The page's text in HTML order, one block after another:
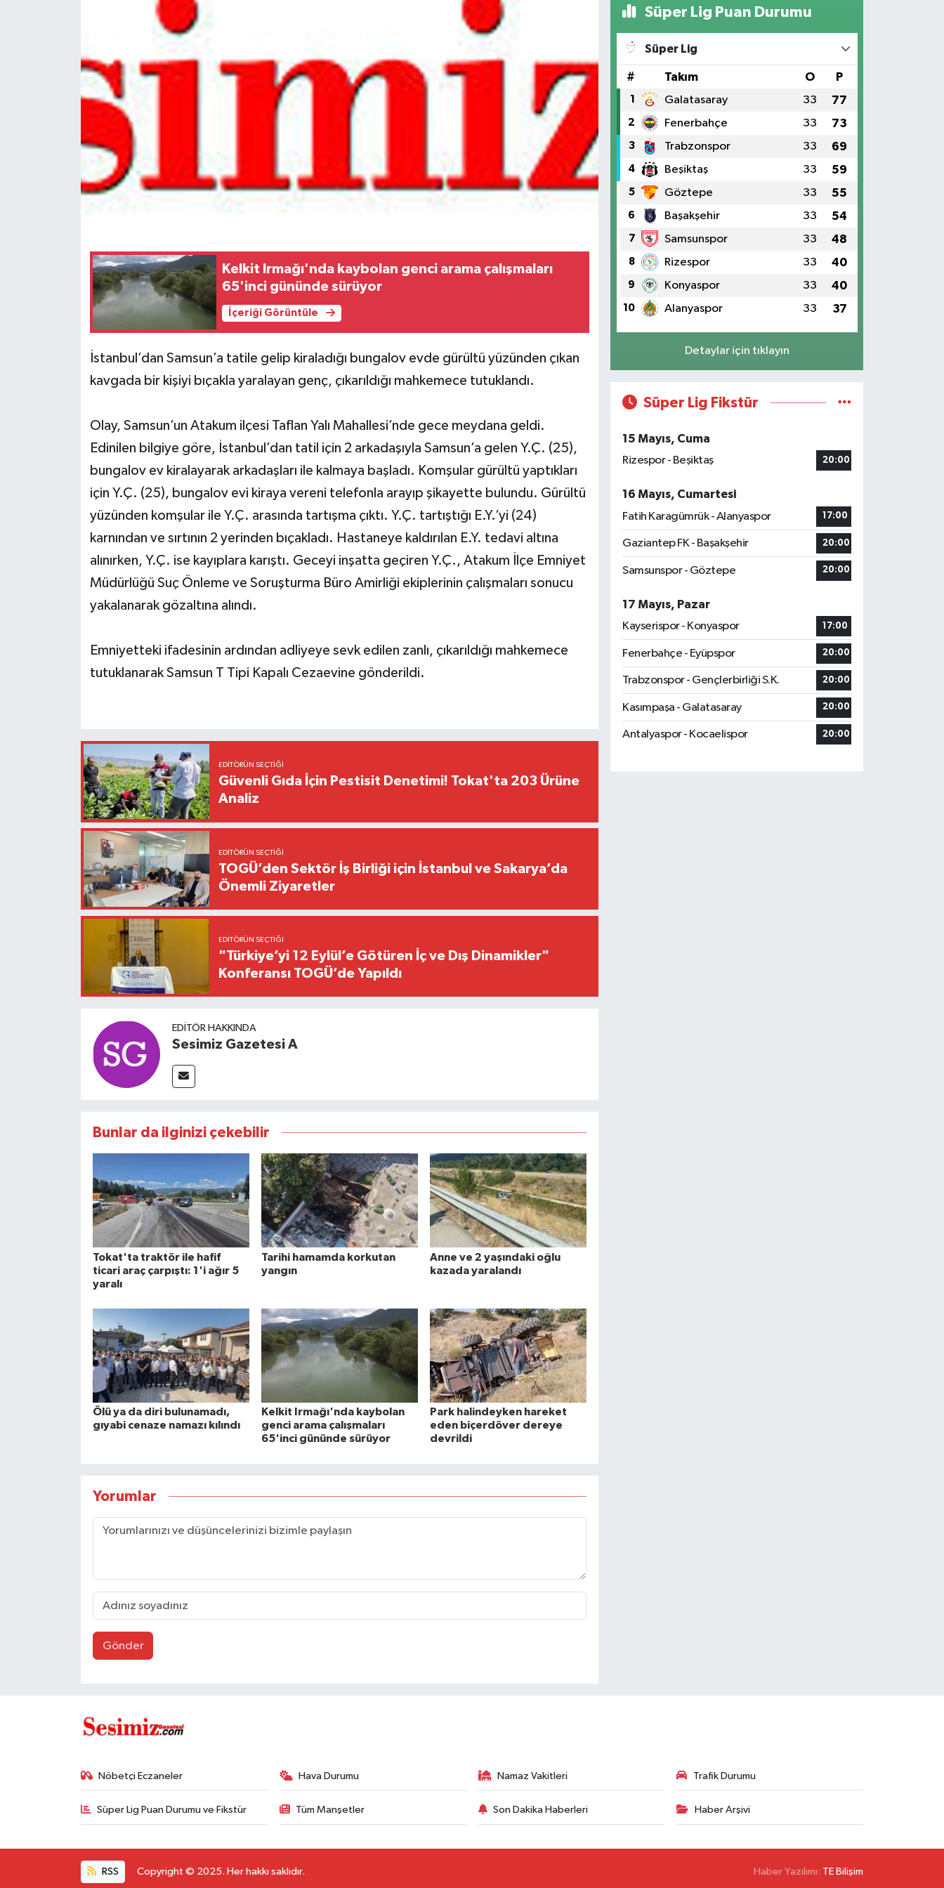
Kelkit Irmağı'nda kaybolan genci arama çalışmaları
65'inci gününde sürüyor
İçeriği Görüntüle
İstanbul’dan Samsun’a tatile gelip kiraladığı bungalov evde gürültü yüzünden çıkan
kavgada bir kişiyi bıçakla yaralayan genç, çıkarıldığı mahkemece tutuklandı.
Olay, Samsun’un Atakum ilçesi Taflan Yalı Mahallesi’nde gece meydana geldi.
Edinilen bilgiye göre, İstanbul’dan tatil için 2 arkadaşıyla Samsun’a gelen Y.Ç. (25),
bungalov ev kiralayarak arkadaşları ile kalmaya başladı. Komşular gürültü yaptıkları
için Y.Ç. (25), bungalov evi kiraya vereni telefonla arayıp şikayette bulundu. Gürültü
yüzünden komşular ile Y.Ç. arasında tartışma çıktı. Y.Ç. tartıştığı E.Y.’yi (24)
karnından ve sırtının 2 yerinden bıçakladı. Hastaneye kaldırılan E.Y. tedavi altına
alınırken, Y.Ç. ise kayıplara karıştı. Geceyi inşatta geçiren Y.Ç., Atakum İlçe Emniyet
Müdürlüğü Suç Önleme ve Soruşturma Büro Amirliği ekiplerinin çalışmaları sonucu
yakalanarak gözaltına alındı.
Emniyetteki ifadesinin ardından adliyeye sevk edilen zanlı, çıkarıldığı mahkemece
tutuklanarak Samsun T Tipi Kapalı Cezaevine gönderildi.
EDITÖRÜN SEÇTIĞI
Güvenli Gıda İçin Pestisit Denetimi! Tokat'ta 203 Ürüne
Analiz
EDITÖRÜN SEÇTIĞI
TOGÜ’den Sektör İş Birliği için İstanbul ve Sakarya’da
Önemli Ziyaretler
EDITÖRÜN SEÇTIĞI
"Türkiye’yi 12 Eylül’e Götüren İç ve Dış Dinamikler"
Konferansı TOGÜ’de Yapıldı
EDITÖR HAKKINDA
Sesimiz Gazetesi A
Bunlar da ilginizi çekebilir
Tokat'ta traktör ile hafif
ticari araç çarpıştı: 1'i ağır 5
yaralı
Tarihi hamamda korkutan
yangın
Anne ve 2 yaşındaki oğlu
kazada yaralandı
Ölü ya da diri bulunamadı,
gıyabi cenaze namazı kılındı
Kelkit Irmağı'nda kaybolan
genci arama çalışmaları
65'inci gününde sürüyor
Park halindeyken hareket
eden biçerdöver dereye
devrildi
Yorumlar
Gönder
Süper Lig Puan Durumu
Süper Lig
# Takım O P
1 Galatasaray 33 77
2 Fenerbahçe 33 73
3 Trabzonspor 33 69
4 Beşiktaş 33 59
5 Göztepe 33 55
6 Başakşehir 33 54
7 Samsunspor 33 48
8 Rizespor 33 40
9 Konyaspor 33 40
10 Alanyaspor 33 37
Detaylar için tıklayın
Süper Lig Fikstür
15 Mayıs, Cuma
Rizespor - Beşiktaş
20:00
16 Mayıs, Cumartesi
Fatih Karagümrük - Alanyaspor
17:00
Gaziantep FK - Başakşehir 20:00
Samsunspor - Göztepe 20:00
17 Mayıs, Pazar
Kayserispor - Konyaspor
17:00
Fenerbahçe - Eyüpspor 20:00
Trabzonspor - Gençlerbirliği S.K. 20:00
Kasımpaşa - Galatasaray 20:00
Antalyaspor - Kocaelispor 20:00
Nöbetçi Eczaneler Hava Durumu Namaz Vakitleri Trafik Durumu
Süper Lig Puan Durumu ve Fikstür Tüm Manşetler Son Dakika Haberleri Haber Arşivi
RSS Copyright © 2025. Her hakkı saklıdır. Haber Yazılımı: TE Bilişim
Teknoloji
Tokat Haberleri